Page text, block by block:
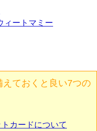
ィートマミー
ておくと良い7つの
カードについて